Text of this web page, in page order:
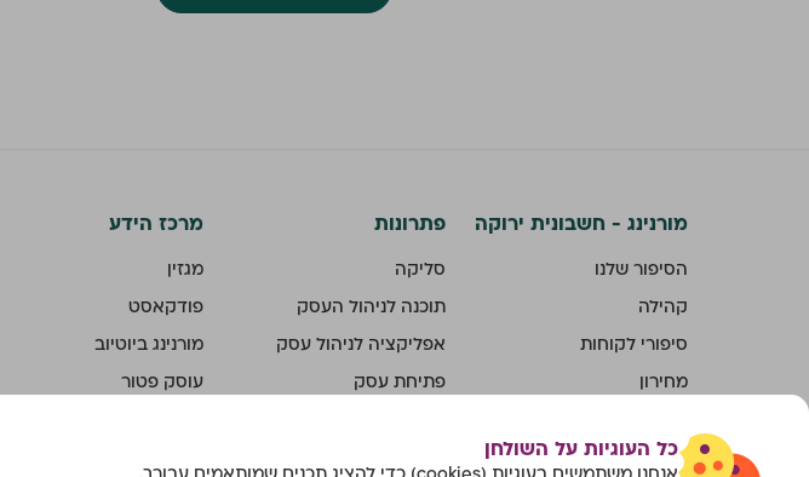
מורנינג - חשבונית ירוקה
הסיפור שלנו
קהילה
סיפורי לקוחות
מחירון
קריירה
פתרונות
סליקה
תוכנה לניהול העסק
אפליקציה לניהול עסק
פתיחת עסק
מרכז הידע
מגזין
פודקאסט
מורנינג ביוטיוב
עוסק פטור
כל העוגיות על השולחן